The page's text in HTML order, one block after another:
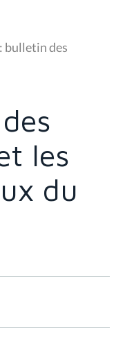
bulletin des
les
du